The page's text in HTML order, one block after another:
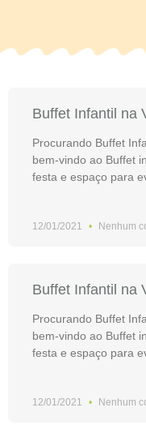
Buffet Infantil na
Procurando Buffet
bem-vindo ao Buffet
festa e espaço para
12/01/2021 Nenhum
Buffet Infantil na
Procurando Buffet
bem-vindo ao Buffet
festa e espaço para
12/01/2021 Nenhum